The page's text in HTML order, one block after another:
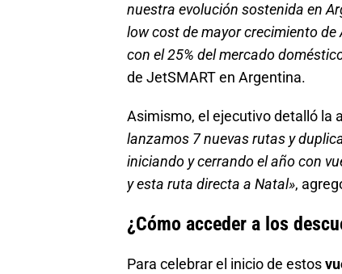
nuestra evolución sostenida en
low cost de mayor crecimiento de
con el 25% del mercado
de JetSMART en Argentina.
Asimismo, el ejecutivo detalló la
lanzamos 7 nuevas rutas y
iniciando y cerrando el año con
y esta ruta directa a Natal»,
¿Cómo acceder a los
Para celebrar el inicio de estos